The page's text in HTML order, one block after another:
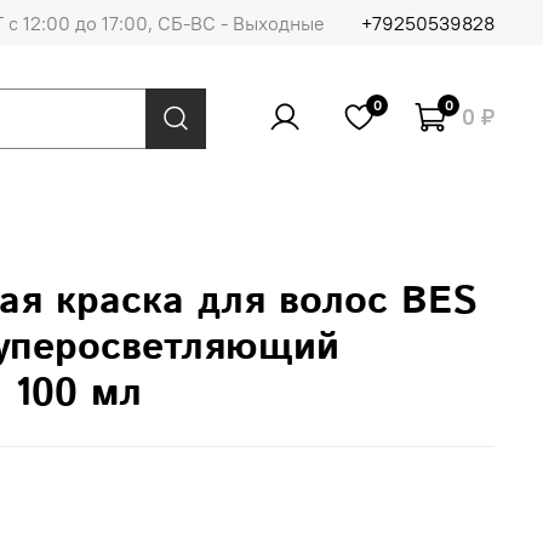
12:00 до 17:00, СБ-ВС - Выходные +79250539828
0 0 0 ₽
краска для волос BES
мл